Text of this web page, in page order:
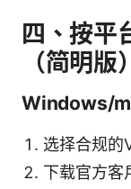
四、按平
（简明版）
Windows/
选择合规的
下载官方客